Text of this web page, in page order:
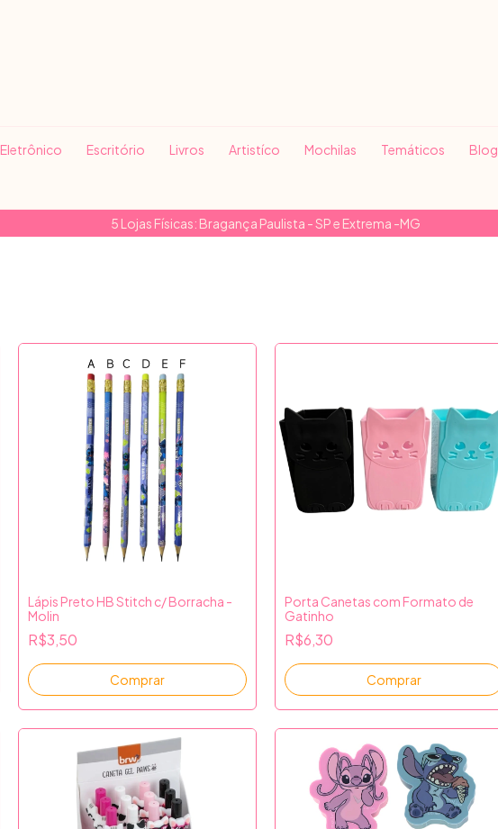
5 Lojas Físicas: Bragança Paulista - SP e Extrema -MG
Eletrônico Escritório Livros Artistíco Mochilas Temáticos Blog
Lápis Preto HB Stitch c/ Borracha -
Molin
R$3,50
Comprar
Porta Canetas com Formato de
Gatinho
R$6,30
Comprar